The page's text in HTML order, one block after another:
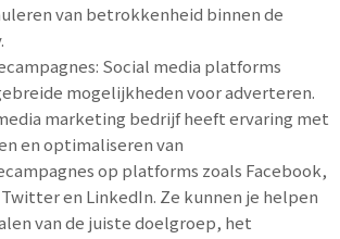
van betrokkenheid binnen de
Social media platforms
mogelijkheden voor adverteren.
marketing bedrijf heeft ervaring met
en optimaliseren van
op platforms zoals Facebook,
en LinkedIn. Ze kunnen je helpen
van de juiste doelgroep, het